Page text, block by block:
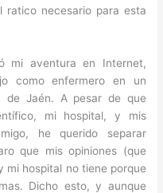
ratico necesario para esta
mi aventura en Internet,
como enfermero en un
de Jaén. A pesar de que
mi hospital, y mis
he querido separar
que mis opiniones (que
mi hospital no tiene porque
Dicho esto, y aunque